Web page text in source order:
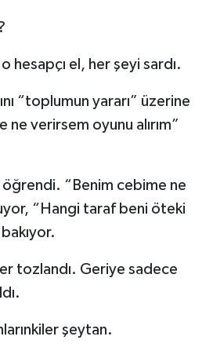
hesapçı el, her şeyi sardı.
“toplumun yararı” üzerine
ne verirsem oyunu alırım”
öğrendi. “Benim cebime ne
“Hangi taraf beni öteki
tozlandı. Geriye sadece
şeytan.